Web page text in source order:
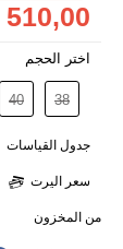
510,00 TL
اختر الحجم
38
40
جدول القياسات
سعر اليرت
من المخزون